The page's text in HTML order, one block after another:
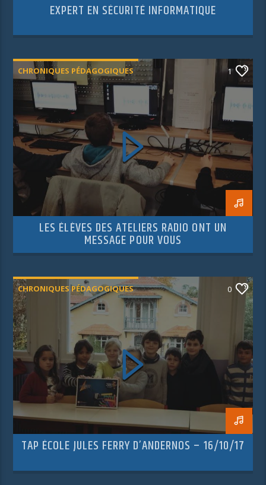
EXPERT EN SÉCURITÉ INFORMATIQUE
CHRONIQUES PÉDAGOGIQUES 1
LES ÉLÈVES DES ATELIERS RADIO ONT UN
MESSAGE POUR VOUS
CHRONIQUES PÉDAGOGIQUES 0
TAP ÉCOLE JULES FERRY D’ANDERNOS – 16/10/17